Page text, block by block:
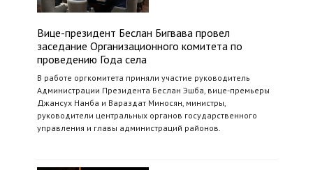
Вице-президент Беслан Бигвава провел
заседание Организационного комитета по
проведению Года села
В работе оргкомитета приняли участие руководитель
Администрации Президента Беслан Эшба, вице-премьеры
Джансух Нанба и Вараздат Миносян, министры,
руководители центральных органов государственного
управления и главы администраций районов.